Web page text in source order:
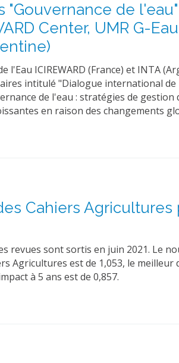
"Gouvernance de l'eau"
Center, UMR G-Eau
l'Eau ICIREWARD (France) et INTA
intitulé "Dialogue international de
de l'eau : stratégies de gestion
en raison des changements
Cahiers Agricultures
revues sont sortis en juin 2021. Le
Agricultures est de 1,053, le meilleur
à 5 ans est de 0,857.